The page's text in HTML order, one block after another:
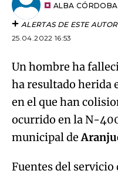
ALBA
ALERTAS DE ESTE AUTOR
25.04.2022 16:53
Un hombre ha
ha resultado herida
en el que han
ocurrido en la N-
municipal de
Fuentes del servicio